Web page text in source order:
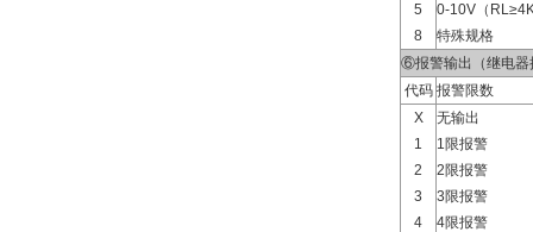
5
8
0-10V（
特殊规格
⑥报警输出（继电器
代码 报警限数
X
1
2
3
4
无输出
1限报警
2限报警
3限报警
4限报警